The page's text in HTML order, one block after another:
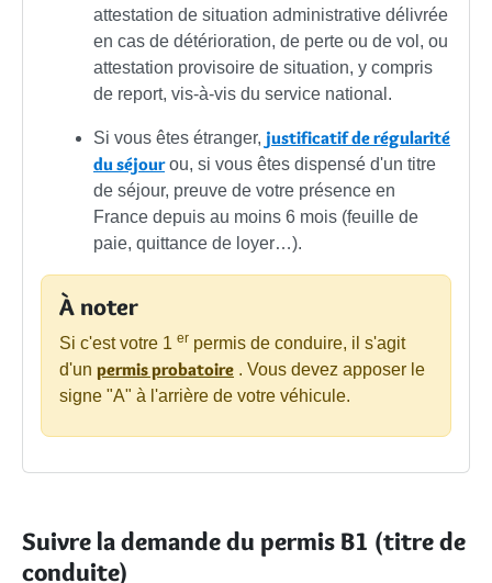
attestation de situation administrative délivrée
en cas de détérioration, de perte ou de vol, ou
attestation provisoire de situation, y compris
de report, vis-à-vis du service national.
Si vous êtes étranger, justificatif de régularité
du séjour ou, si vous êtes dispensé d'un titre
de séjour, preuve de votre présence en
France depuis au moins 6 mois (feuille de
paie, quittance de loyer…).
À noter
Si c'est votre 1 er permis de conduire, il s'agit
d'un permis probatoire . Vous devez apposer le
signe "A" à l'arrière de votre véhicule.
Suivre la demande du permis B1 (titre de
conduite)